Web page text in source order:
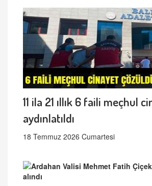
11 ila 21 ıllık 6 faili meçhul
aydınlatıldı
18 Temmuz 2026 Cumartesi